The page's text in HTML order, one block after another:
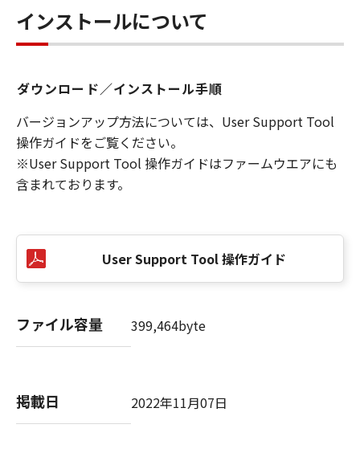
インストールについて
ダウンロード／インストール手順
バージョンアップ方法については、User Support Tool
操作ガイドをご覧ください。
※User Support Tool 操作ガイドはファームウエアにも
含まれております。
User Support Tool 操作ガイド
ファイル容量 399,464byte
掲載日 2022年11月07日